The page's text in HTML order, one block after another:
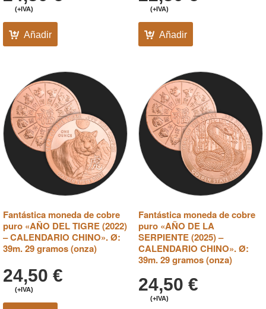
(+IVA)
Añadir
(+IVA)
Añadir
Fantástica moneda de cobre
puro «AÑO DEL TIGRE (2022)
– CALENDARIO CHINO». Ø:
39m. 29 gramos (onza)
24,50 €
(+IVA)
Fantástica moneda de cobre
puro «AÑO DE LA
SERPIENTE (2025) –
CALENDARIO CHINO». Ø:
39m. 29 gramos (onza)
24,50 €
(+IVA)